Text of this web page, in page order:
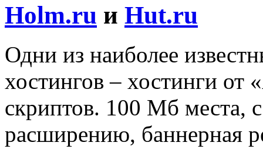
Holm.ru и Hut.ru
Одни из наиболее
хостингов – хостинги от
скриптов. 100 Мб места,
расширению, баннерная